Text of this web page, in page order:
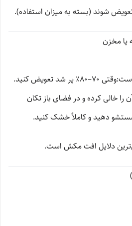
یا مخزن
شد تعویض کنید.
را خالی کرده و در فضای باز تکان
دهید و کاملاً خشک کنید.
دلایل افت مکش است.